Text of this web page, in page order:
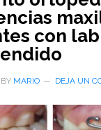
con
MARIO DEJA UN